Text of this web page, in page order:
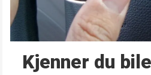
Kjenner du